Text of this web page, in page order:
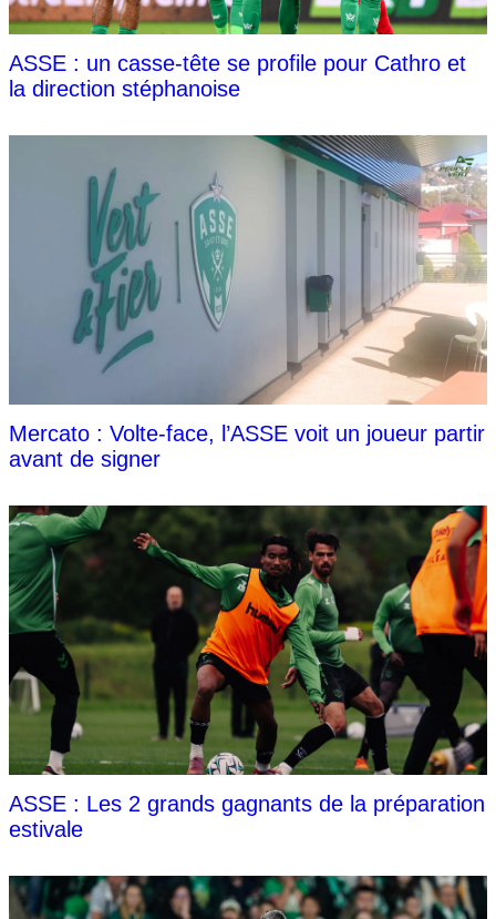
ASSE : un casse-tête se profile pour Cathro et
la direction stéphanoise
Mercato : Volte-face, l’ASSE voit un joueur partir
avant de signer
ASSE : Les 2 grands gagnants de la préparation
estivale